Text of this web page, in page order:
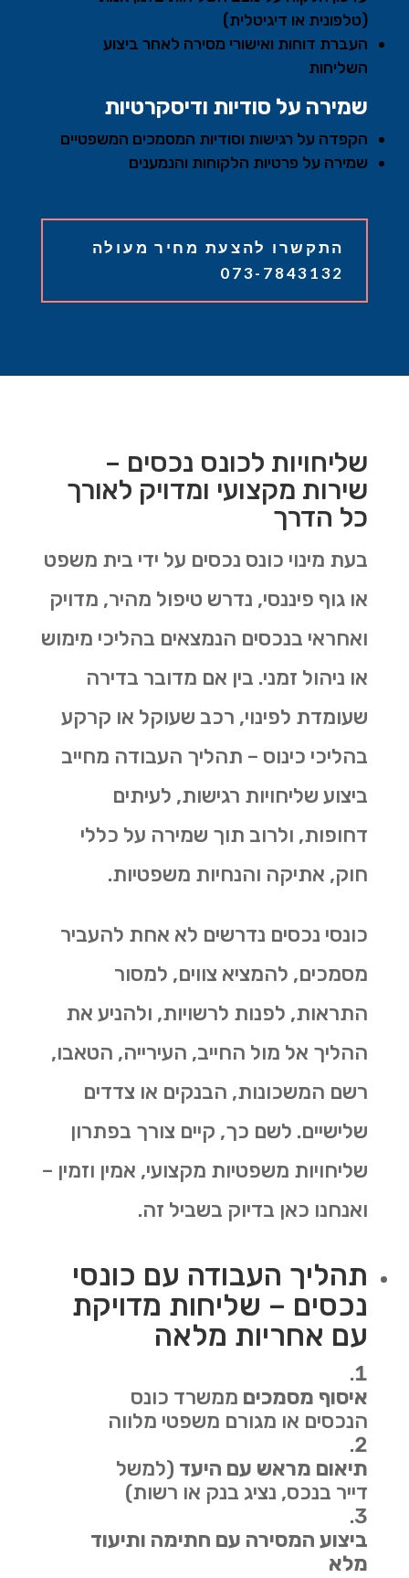
(טלפונית או דיגיטלית)
העברת דוחות ואישורי מסירה לאחר ביצוע
השליחות
שמירה על סודיות ודיסקרטיות
הקפדה על רגישות וסודיות המסמכים המשפטיים
שמירה על פרטיות הלקוחות והנמענים
התקשרו להצעת מחיר מעולה
073-7843132
שליחויות לכונס נכסים –
שירות מקצועי ומדויק לאורך
כל הדרך
בעת מינוי כונס נכסים על ידי בית משפט
או גוף פיננסי, נדרש טיפול מהיר, מדויק
ואחראי בנכסים הנמצאים בהליכי מימוש
או ניהול זמני. בין אם מדובר בדירה
שעומדת לפינוי, רכב שעוקל או קרקע
בהליכי כינוס – תהליך העבודה מחייב
ביצוע שליחויות רגישות, לעיתים
דחופות, ולרוב תוך שמירה על כללי
חוק, אתיקה והנחיות משפטיות.
כונסי נכסים נדרשים לא אחת להעביר
מסמכים, להמציא צווים, למסור
התראות, לפנות לרשויות, ולהניע את
ההליך אל מול החייב, העירייה, הטאבו,
רשם המשכונות, הבנקים או צדדים
שלישיים. לשם כך, קיים צורך בפתרון
שליחויות משפטיות מקצועי, אמין וזמין –
ואנחנו כאן בדיוק בשביל זה.
תהליך העבודה עם כונסי
נכסים – שליחות מדויקת
עם אחריות מלאה
איסוף מסמכים ממשרד כונס
הנכסים או מגורם משפטי מלווה
תיאום מראש עם היעד (למשל
דייר בנכס, נציג בנק או רשות)
ביצוע המסירה עם חתימה ותיעוד
מלא